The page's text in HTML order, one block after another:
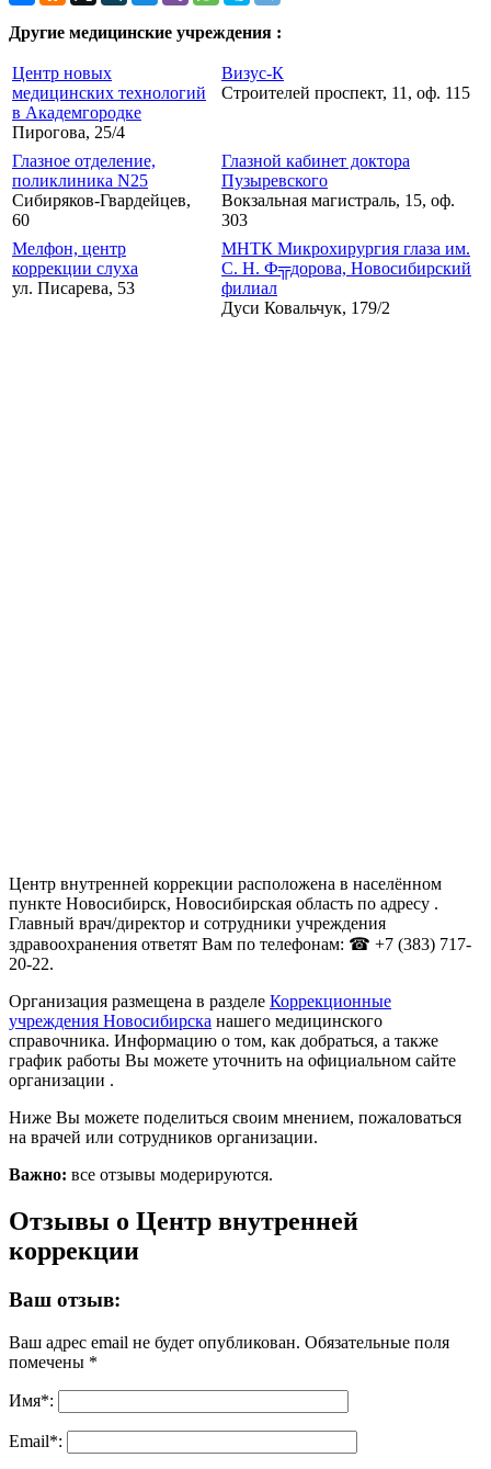
Другие медицинские учреждения :
Центр новых
медицинских технологий
в Академгородке
Пирогова, 25/4
Визус-К
Строителей проспект, 11, оф. 115
Глазное отделение,
поликлиника N25
Сибиряков-Гвардейцев,
60
Глазной кабинет доктора
Пузыревского
Вокзальная магистраль, 15, оф.
303
Мелфон, центр
коррекции слуха
ул. Писарева, 53
МНТК Микрохирургия глаза им.
С. Н. Ф╦дорова, Новосибирский
филиал
Дуси Ковальчук, 179/2
Центр внутренней коррекции расположена в населённом
пункте Новосибирск, Новосибирская область по адресу .
Главный врач/директор и сотрудники учреждения
здравоохранения ответят Вам по телефонам: ☎ +7 (383) 717-
20-22.
Организация размещена в разделе Коррекционные
учреждения Новосибирска нашего медицинского
справочника. Информацию о том, как добраться, а также
график работы Вы можете уточнить на официальном сайте
организации .
Ниже Вы можете поделиться своим мнением, пожаловаться
на врачей или сотрудников организации.
Важно: все отзывы модерируются.
Отзывы о Центр внутренней
коррекции
Ваш отзыв:
Ваш адрес email не будет опубликован. Обязательные поля
помечены *
Имя*:
Email*: